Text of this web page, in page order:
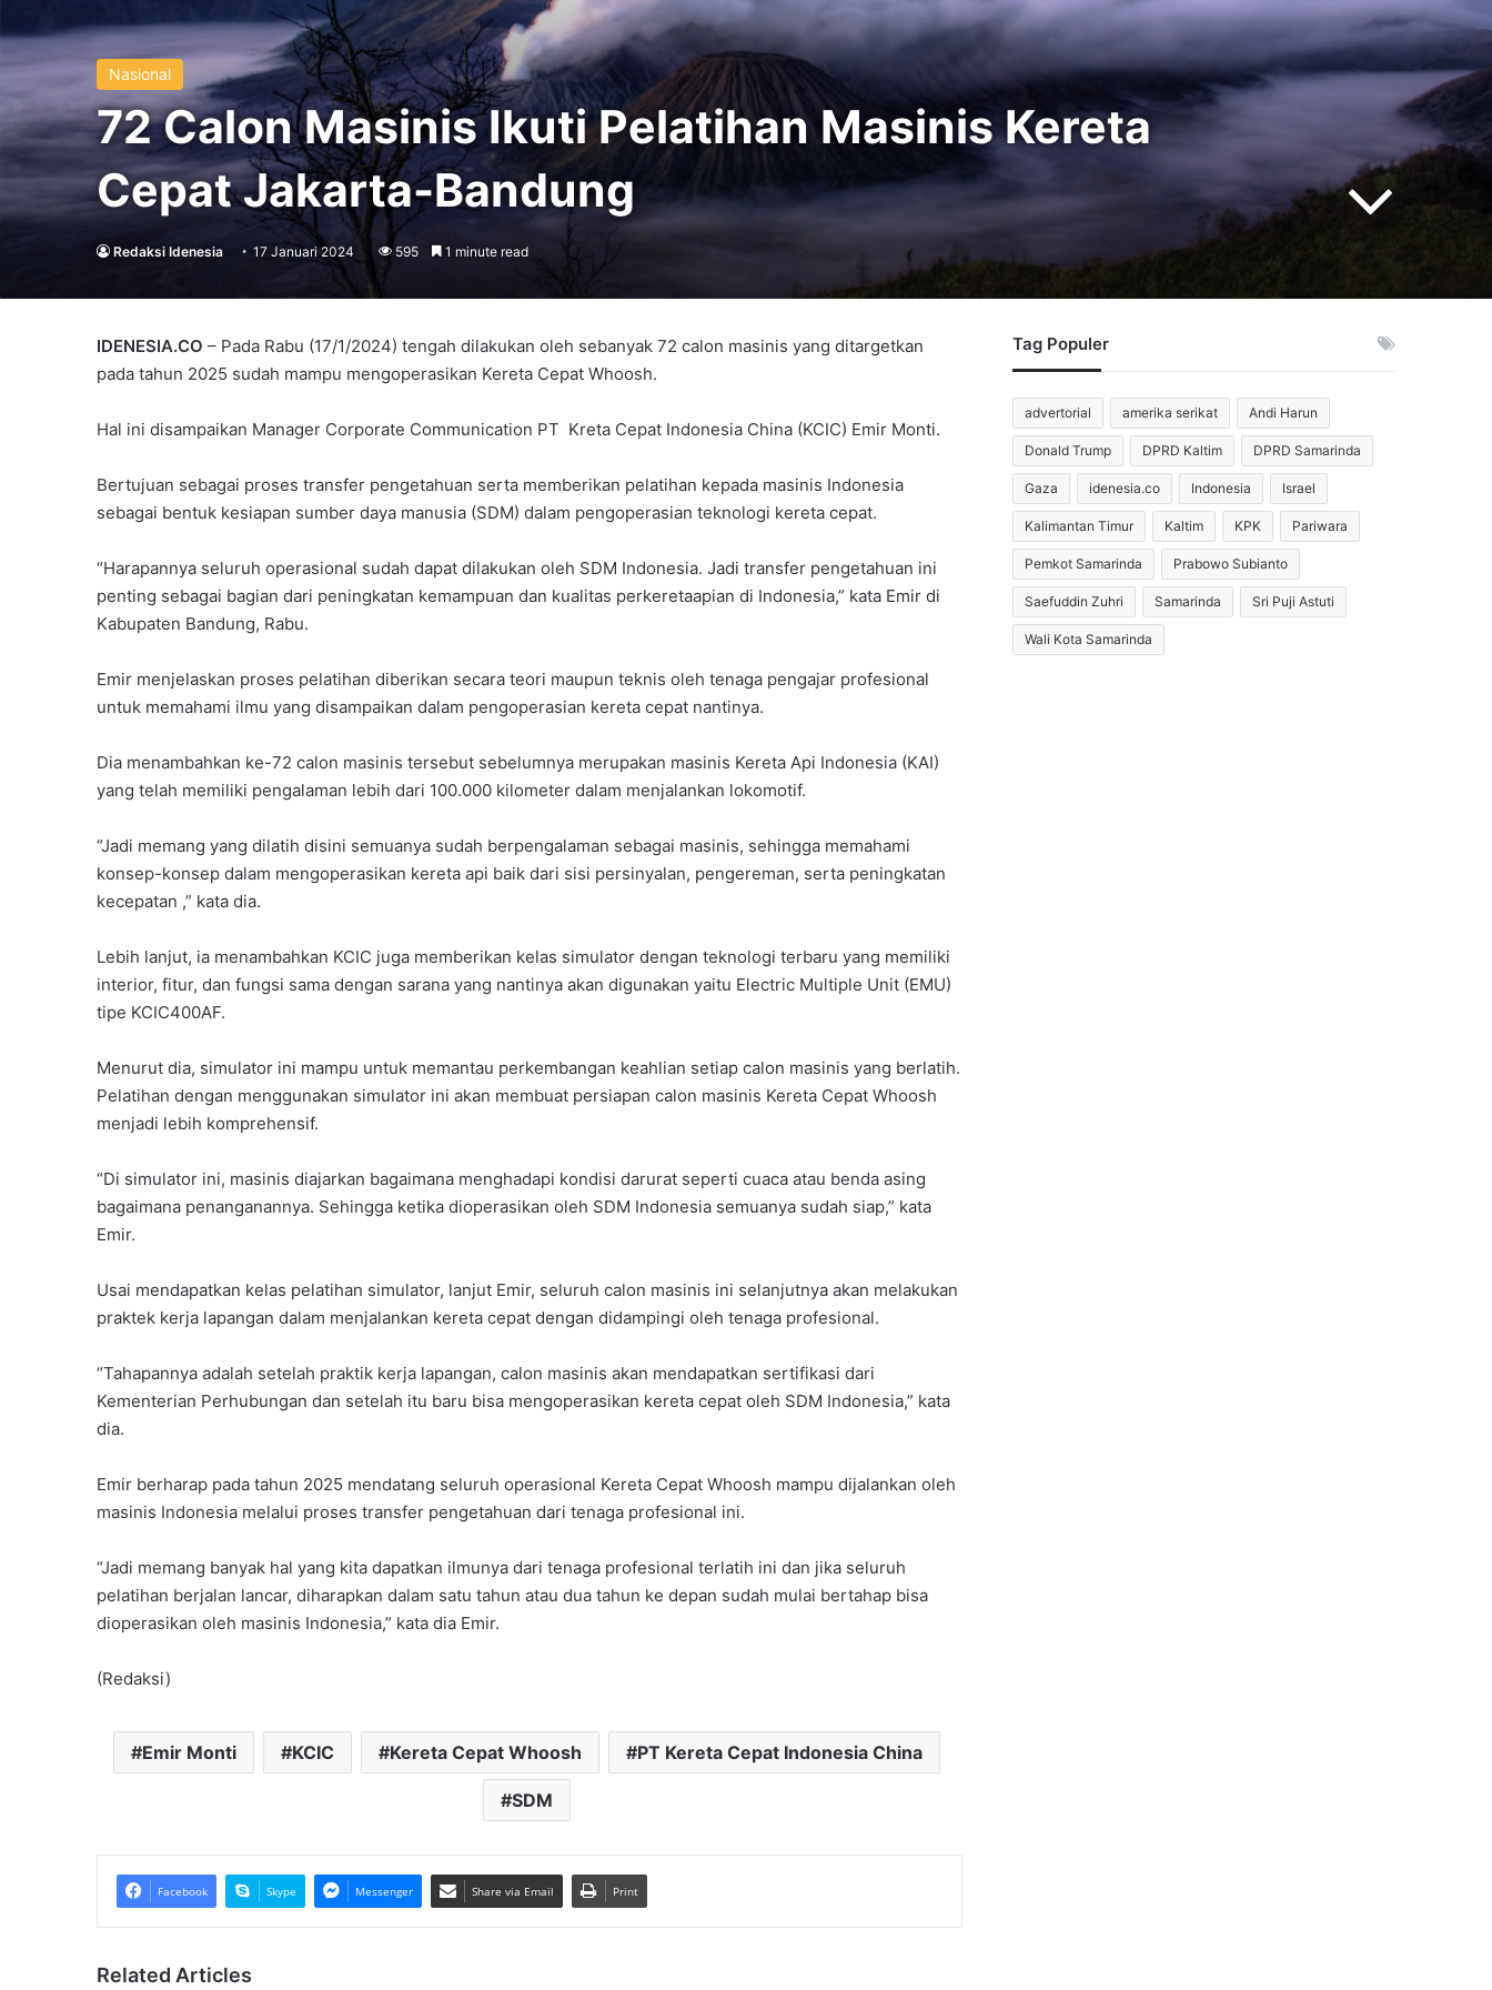
Nasional
72 Calon Masinis Ikuti Pelatihan Masinis Kereta
Cepat Jakarta-Bandung
Redaksi Idenesia 17 Januari 2024 595 1 minute read
IDENESIA.CO – Pada Rabu (17/1/2024) tengah dilakukan oleh sebanyak 72 calon masinis yang ditargetkan
pada tahun 2025 sudah mampu mengoperasikan Kereta Cepat Whoosh.
Hal ini disampaikan Manager Corporate Communication PT Kreta Cepat Indonesia China (KCIC) Emir Monti.
Bertujuan sebagai proses transfer pengetahuan serta memberikan pelatihan kepada masinis Indonesia
sebagai bentuk kesiapan sumber daya manusia (SDM) dalam pengoperasian teknologi kereta cepat.
“Harapannya seluruh operasional sudah dapat dilakukan oleh SDM Indonesia. Jadi transfer pengetahuan ini
penting sebagai bagian dari peningkatan kemampuan dan kualitas perkeretaapian di Indonesia,” kata Emir di
Kabupaten Bandung, Rabu.
Emir menjelaskan proses pelatihan diberikan secara teori maupun teknis oleh tenaga pengajar profesional
untuk memahami ilmu yang disampaikan dalam pengoperasian kereta cepat nantinya.
Dia menambahkan ke-72 calon masinis tersebut sebelumnya merupakan masinis Kereta Api Indonesia (KAI)
yang telah memiliki pengalaman lebih dari 100.000 kilometer dalam menjalankan lokomotif.
“Jadi memang yang dilatih disini semuanya sudah berpengalaman sebagai masinis, sehingga memahami
konsep-konsep dalam mengoperasikan kereta api baik dari sisi persinyalan, pengereman, serta peningkatan
kecepatan ,” kata dia.
Lebih lanjut, ia menambahkan KCIC juga memberikan kelas simulator dengan teknologi terbaru yang memiliki
interior, fitur, dan fungsi sama dengan sarana yang nantinya akan digunakan yaitu Electric Multiple Unit (EMU)
tipe KCIC400AF.
Menurut dia, simulator ini mampu untuk memantau perkembangan keahlian setiap calon masinis yang berlatih.
Pelatihan dengan menggunakan simulator ini akan membuat persiapan calon masinis Kereta Cepat Whoosh
menjadi lebih komprehensif.
“Di simulator ini, masinis diajarkan bagaimana menghadapi kondisi darurat seperti cuaca atau benda asing
bagaimana penanganannya. Sehingga ketika dioperasikan oleh SDM Indonesia semuanya sudah siap,” kata
Emir.
Usai mendapatkan kelas pelatihan simulator, lanjut Emir, seluruh calon masinis ini selanjutnya akan melakukan
praktek kerja lapangan dalam menjalankan kereta cepat dengan didampingi oleh tenaga profesional.
“Tahapannya adalah setelah praktik kerja lapangan, calon masinis akan mendapatkan sertifikasi dari
Kementerian Perhubungan dan setelah itu baru bisa mengoperasikan kereta cepat oleh SDM Indonesia,” kata
dia.
Emir berharap pada tahun 2025 mendatang seluruh operasional Kereta Cepat Whoosh mampu dijalankan oleh
masinis Indonesia melalui proses transfer pengetahuan dari tenaga profesional ini.
“Jadi memang banyak hal yang kita dapatkan ilmunya dari tenaga profesional terlatih ini dan jika seluruh
pelatihan berjalan lancar, diharapkan dalam satu tahun atau dua tahun ke depan sudah mulai bertahap bisa
dioperasikan oleh masinis Indonesia,” kata dia Emir.
(Redaksi)
Emir Monti KCIC Kereta Cepat Whoosh PT Kereta Cepat Indonesia China
SDM
Facebook Skype Messenger Share via Email Print
Tag Populer
advertorial amerika serikat Andi Harun
Donald Trump DPRD Kaltim DPRD Samarinda
Gaza idenesia.co Indonesia Israel
Kalimantan Timur Kaltim KPK Pariwara
Pemkot Samarinda Prabowo Subianto
Saefuddin Zuhri Samarinda Sri Puji Astuti
Wali Kota Samarinda
Related Articles